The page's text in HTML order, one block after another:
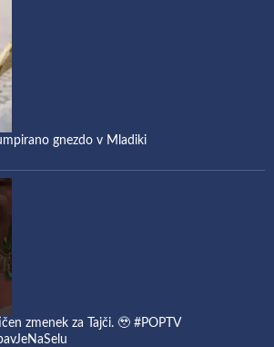
gnezdo v Mladiki
zmenek za Tajči. 🥹 #POPTV